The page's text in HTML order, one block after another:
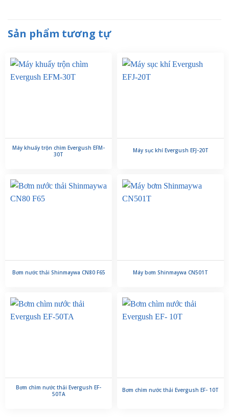
Sản phẩm tương tự
Máy khuấy trộn chìm Evergush EFM-
30T
Máy sục khí Evergush EFJ-20T
Bơm nước thải Shinmaywa CN80 F65 Máy bơm Shinmaywa CN501T
Bơm chìm nước thải Evergush EF-
50TA
Bơm chìm nước thải Evergush EF- 10T